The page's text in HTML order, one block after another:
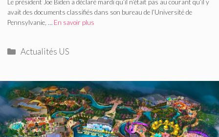
Le président Joe Biden a déclaré mardi qu’il n’était pas au courant qu’il y
avait des documents classifiés dans son bureau de l’Université de
Pennsylvanie, … En savoir plus
Catégories
Actualités US